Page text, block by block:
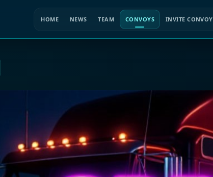
HOME NEWS TEAM CONVOYS INVITE CONVOY